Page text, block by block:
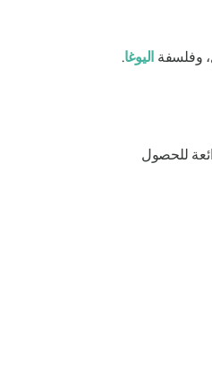
وفلسفة اليوغا.
للحصول